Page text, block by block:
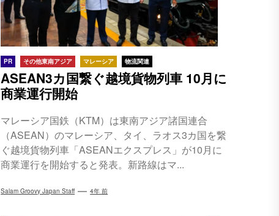
PR その他東南アジア マレーシア 物流関連
ASEAN3カ国繋ぐ越境貨物列車 10月に
商業運行開始
マレーシア国鉄（KTM）は東南アジア諸国連合
（ASEAN）のマレーシア、タイ、ラオス3カ国を繋
ぐ越境貨物列車「ASEANエクスプレス」が10月に
商業運行を開始すると発表。新路線はマ...
Salam Groovy Japan Staff 4年 前